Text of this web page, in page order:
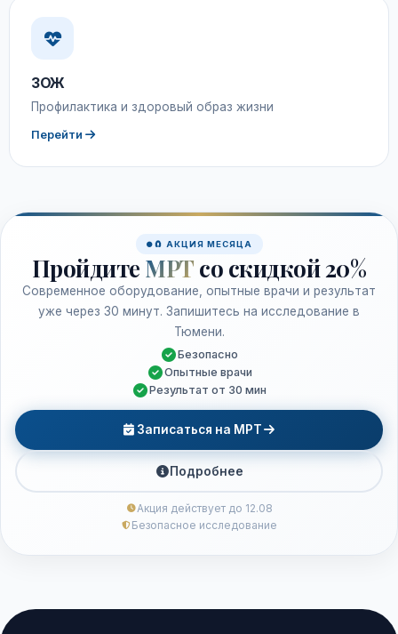
ЗОЖ
Профилактика и здоровый образ жизни
Перейти
🧲 АКЦИЯ МЕСЯЦА
Пройдите МРТ со скидкой 20%
Современное оборудование, опытные врачи и результат
уже через 30 минут. Запишитесь на исследование в
Тюмени.
Безопасно
Опытные врачи
Результат от 30 мин
Записаться на МРТ
Подробнее
Акция действует до 12.08
Безопасное исследование